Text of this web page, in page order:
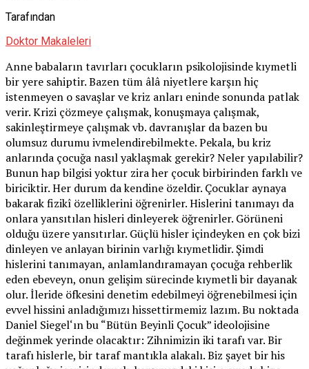
Tarafından
Doktor Makaleleri
Anne babaların tavırları çocukların psikolojisinde kıymetli
bir yere sahiptir. Bazen tüm âlâ niyetlere karşın hiç
istenmeyen o savaşlar ve kriz anları eninde sonunda patlak
verir. Krizi çözmeye çalışmak, konuşmaya çalışmak,
sakinleştirmeye çalışmak vb. davranışlar da bazen bu
olumsuz durumu ivmelendirebilmekte. Pekala, bu kriz
anlarında çocuğa nasıl yaklaşmak gerekir? Neler yapılabilir?
Bunun hap bilgisi yoktur zira her çocuk birbirinden farklı ve
biriciktir. Her durum da kendine özeldir. Çocuklar aynaya
bakarak fizikî özelliklerini öğrenirler. Hislerini tanımayı da
onlara yansıtılan hisleri dinleyerek öğrenirler. Görüneni
olduğu üzere yansıtırlar. Güçlü hisler içindeyken en çok bizi
dinleyen ve anlayan birinin varlığı kıymetlidir. Şimdi
hislerini tanımayan, anlamlandıramayan çocuğa rehberlik
eden ebeveyn, onun gelişim sürecinde kıymetli bir dayanak
olur. İleride öfkesini denetim edebilmeyi öğrenebilmesi için
evvel hissini anladığımızı hissettirmemiz lazım. Bu noktada
Daniel Siegel‘ın bu “Bütün Beyinli Çocuk” ideolojisine
değinmek yerinde olacaktır: Zihnimizin iki tarafı var. Bir
tarafı hislerle, bir taraf mantıkla alakalı. Biz şayet bir his